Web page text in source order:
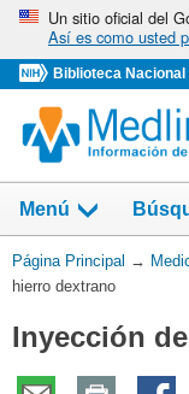
Omita
vaya
al
Contenido
Un sitio oficial del
Así es como usted
Biblioteca Nacional
Menú
de
Usted
está
Página Principal →
hierro dextrano
Inyección